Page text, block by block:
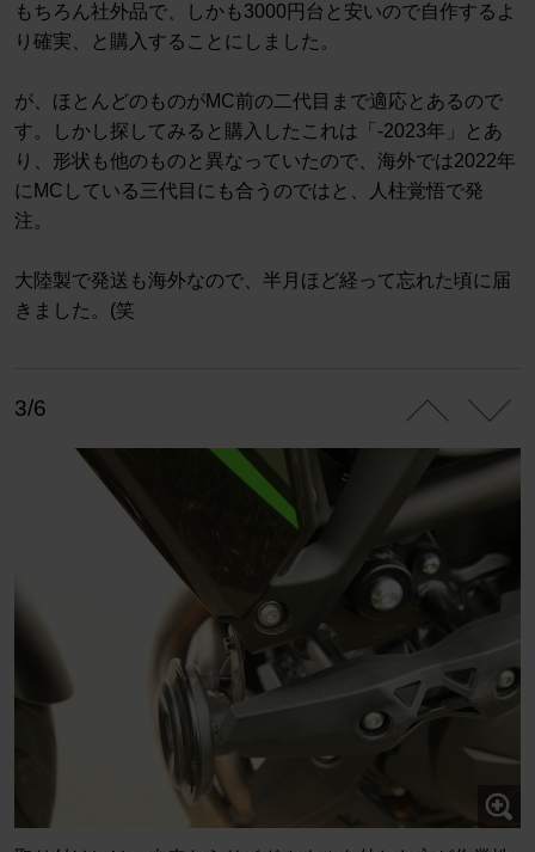
もちろん社外品で、しかも3000円台と安いので自作するよ
り確実、と購入することにしました。
が、ほとんどのものがMC前の二代目まで適応とあるので
す。しかし探してみると購入したこれは「-2023年」とあ
り、形状も他のものと異なっていたので、海外では2022年
にMCしている三代目にも合うのではと、人柱覚悟で発
注。
大陸製で発送も海外なので、半月ほど経って忘れた頃に届
きました。(笑
3/6